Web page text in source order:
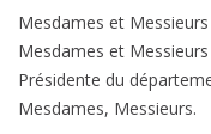
Mesdames et
Mesdames et
Présidente du
Mesdames, Messieurs.